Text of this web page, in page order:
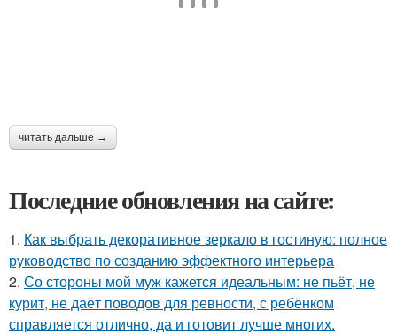
читать дальше →
Последние обновления на сайте:
1. Как выбрать декоративное зеркало в гостиную: полное
руководство по созданию эффектного интерьера
2. Со стороны мой муж кажется идеальным: не пьёт, не
курит, не даёт поводов для ревности, с ребёнком
справляется отлично, да и готовит лучше многих.